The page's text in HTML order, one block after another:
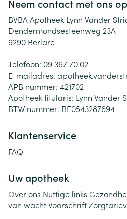
Neem contact met ons op
BVBA Apotheek Lynn Vander
Dendermondsesteenweg 23A
9290 Berlare
Telefoon: 09 367 70 02
E-mailadres:
APB nummer: 421702
Apotheek titularis: Lynn Vander
BTW nummer: BE0543287694
Klantenservice
FAQ
Uw apotheek
Over ons Nuttige links
van wachtVoorschrift